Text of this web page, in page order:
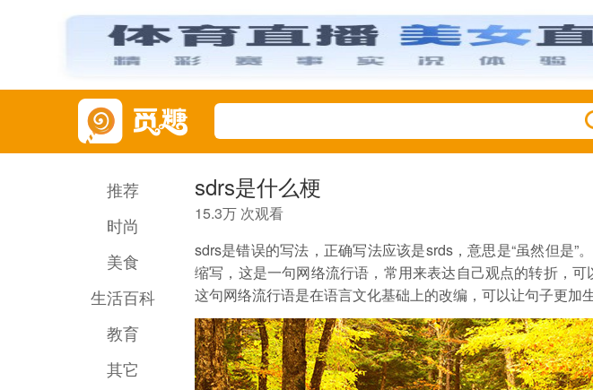
推荐
时尚
美食
生活百科
教育
其它
sdrs是什么梗
15.3万 次观看
sdrs是错误的写法，正确写法应该是srds，意思是“虽然但是”
缩写，这是一句网络流行语，常用来表达自己观点的转折，可
这句网络流行语是在语言文化基础上的改编，可以让句子更加生